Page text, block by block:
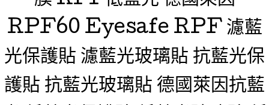
RPF60 Eyesafe RPF 濾藍
光保護貼 濾藍光玻璃貼 抗藍光保
護貼 抗藍光玻璃貼 德國萊因抗藍